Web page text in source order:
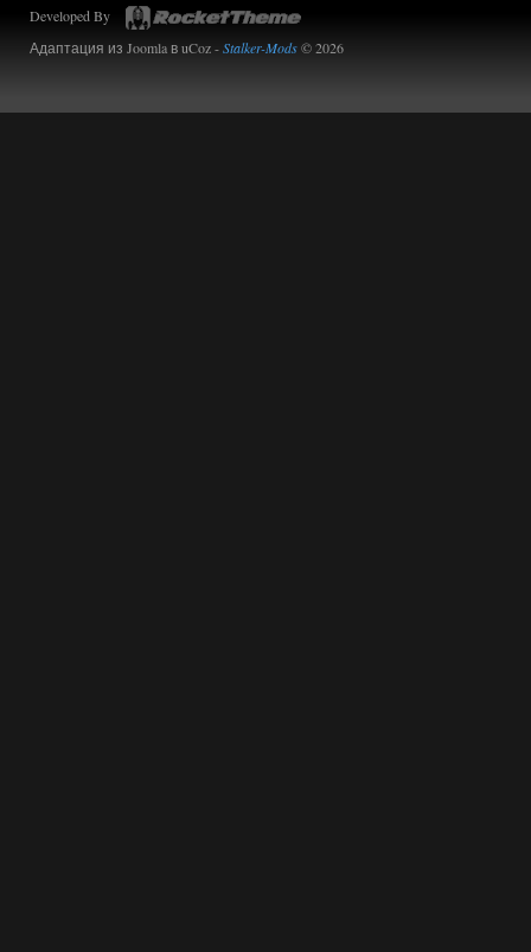
Developed By
Адаптация из Joomla в uCoz -Stalker-Mods© 2026